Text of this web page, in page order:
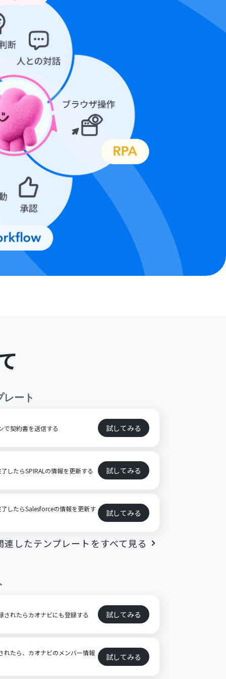
レート
で契約書を送信する 試してみる
したらSPIRALの情報を更新する 試してみる
したらSalesforceの情報を更新す 試してみる
連したテンプレートをすべて見る
されたらカオナビにも登録する 試してみる
れたら、カオナビのメンバー情報 試してみる